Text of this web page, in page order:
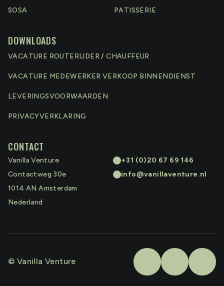
SOSA PATISSERIE
DOWNLOADS
VACATURE ROUTERIJDER / CHAUFFEUR
VACATURE MEDEWERKER VERKOOP BINNENDIENST
LEVERINGSVOORWAARDEN
PRIVACYVERKLARING
CONTACT
Vanilla Venture
Contactweg 30e
1014 AN Amsterdam
Nederland
+31 (0)20 67 69 146
info@vanillaventure.nl
© Vanilla Venture